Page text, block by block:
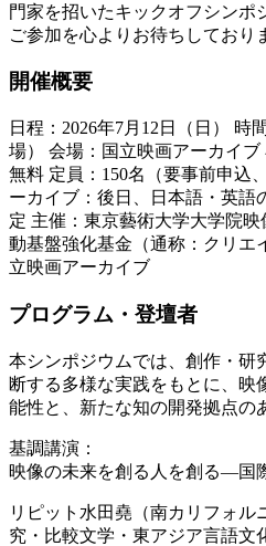
門家を招いたキックオフシンポ
ご参加を心よりお待ちしており
開催概要
日程：2026年7月12日（日） 時
場） 会場：国立映画アーカイブ
無料 定員：150名（要事前申込
ーカイブ：後日、日本語・英語
定 主催：東京藝術大学大学院
動基盤強化基金（通称：クリエ
立映画アーカイブ
プログラム・登壇者
本シンポジウムでは、創作・研
断する多様な実践をもとに、映
能性と、新たな知の開発拠点の
基調講演：
映像の未来を創る人を創る—国
リピット水田堯（南カリフォル
究・比較文学・東アジア言語文